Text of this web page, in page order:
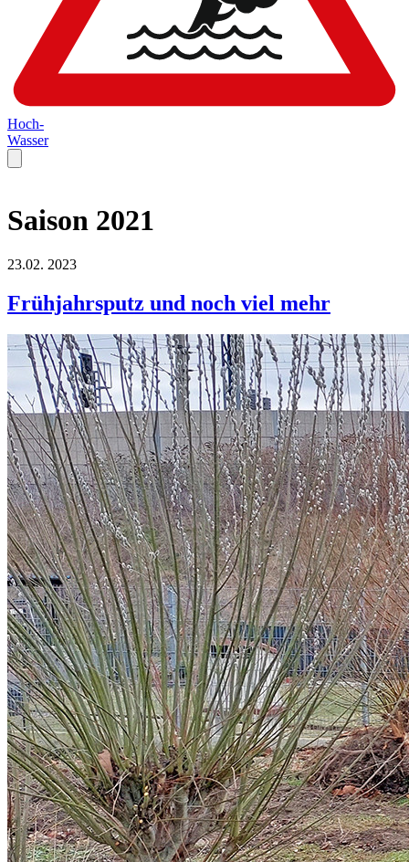
Hoch-
Wasser
Saison 2021
23.02. 2023
Frühjahrsputz und noch viel mehr